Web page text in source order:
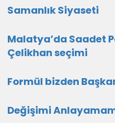
Samanlık Siyaseti
Malatya’da Saadet
Çelikhan seçimi
Formül bizden
Değişimi